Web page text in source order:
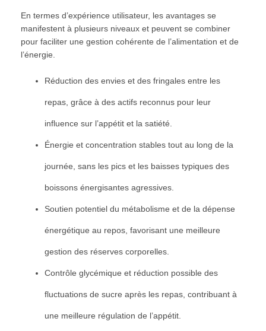
En termes d’expérience utilisateur, les avantages se
manifestent à plusieurs niveaux et peuvent se combiner
pour faciliter une gestion cohérente de l’alimentation et de
l’énergie.
Réduction des envies et des fringales entre les
repas, grâce à des actifs reconnus pour leur
influence sur l’appétit et la satiété.
Énergie et concentration stables tout au long de la
journée, sans les pics et les baisses typiques des
boissons énergisantes agressives.
Soutien potentiel du métabolisme et de la dépense
énergétique au repos, favorisant une meilleure
gestion des réserves corporelles.
Contrôle glycémique et réduction possible des
fluctuations de sucre après les repas, contribuant à
une meilleure régulation de l’appétit.